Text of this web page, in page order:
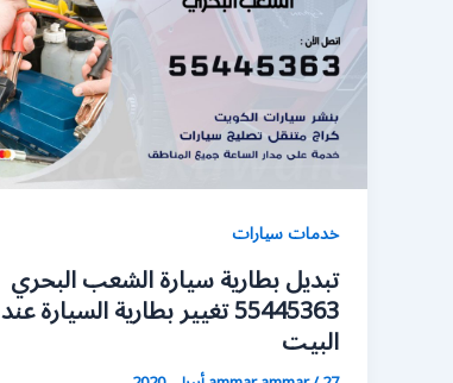
خدمات سيارات
تبديل بطارية سيارة الشعب البحري
55445363 تغيير بطارية السيارة عند
البيت